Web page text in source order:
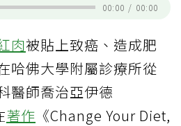
00:00 / 00:00
肉被貼上致癌、造成肥
哈佛大學附屬診療所從
醫師喬治亞伊德
著作 《Change Your Diet,